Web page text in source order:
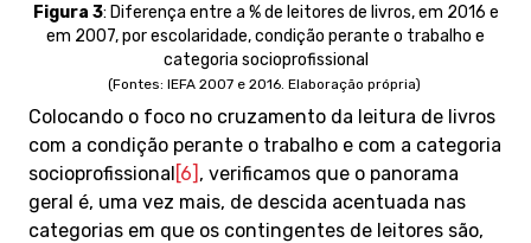
Figura 3: Diferença entre a % de leitores de livros, em 2016 e
em 2007, por escolaridade, condição perante o trabalho e
categoria socioprofissional
(Fontes: IEFA 2007 e 2016. Elaboração própria)
Colocando o foco no cruzamento da leitura de livros
com a condição perante o trabalho e com a categoria
socioprofissional[6] , verificamos que o panorama
geral é, uma vez mais, de descida acentuada nas
categorias em que os contingentes de leitores são,